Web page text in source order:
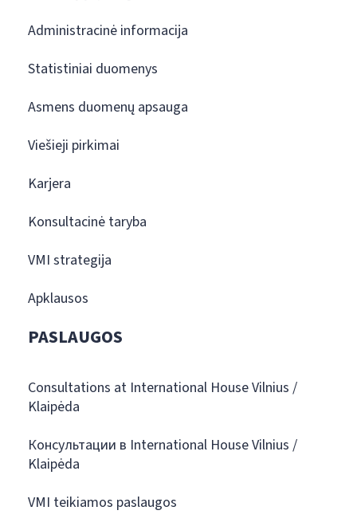
Administracinė informacija
Statistiniai duomenys
Asmens duomenų apsauga
Viešieji pirkimai
Karjera
Konsultacinė taryba
VMI strategija
Apklausos
PASLAUGOS
Consultations at International House Vilnius /
Klaipėda
Консультации в International House Vilnius /
Klaipėda
VMI teikiamos paslaugos